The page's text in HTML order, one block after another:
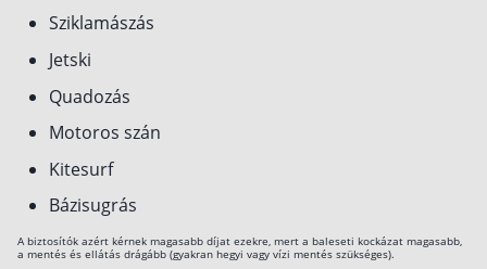
Sziklamászás
Jetski
Quadozás
Motoros szán
Kitesurf
Bázisugrás
A biztosítók azért kérnek magasabb díjat ezekre, mert a baleseti kockázat magasabb,
a mentés és ellátás drágább (gyakran hegyi vagy vízi mentés szükséges).